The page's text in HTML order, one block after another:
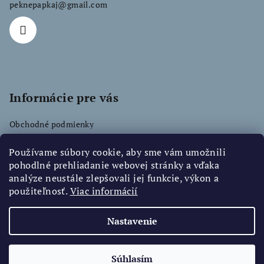
Používame súbory cookie, aby sme vám umožnili
pohodlné prehliadanie webovej stránky a vďaka
analýze neustále zlepšovali jej funkcie, výkon a
použiteľnosť.Viac informácií
Nastavenie
Súhlasím
peknepapkaj@gmail.com
Informácie pre vás
Obchodné podmienky
Facebook
Copyright 2026Pekne Papkaj. Všetky práva vyhradené.